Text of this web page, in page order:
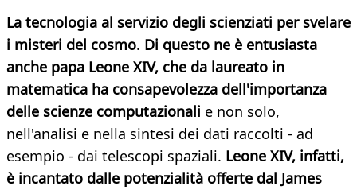
La tecnologia al servizio degli scienziati per svelare
i misteri del cosmo. Di questo ne è entusiasta
anche papa Leone XIV, che da laureato in
matematica ha consapevolezza dell'importanza
delle scienze computazionali e non solo,
nell'analisi e nella sintesi dei dati raccolti - ad
esempio - dai telescopi spaziali. Leone XIV, infatti,
è incantato dalle potenzialità offerte dal James